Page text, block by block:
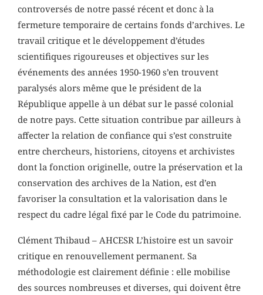
controversés de notre passé récent et donc à la
fermeture temporaire de certains fonds d’archives. Le
travail critique et le développement d’études
scientifiques rigoureuses et objectives sur les
événements des années 1950-1960 s’en trouvent
paralysés alors même que le président de la
République appelle à un débat sur le passé colonial
de notre pays. Cette situation contribue par ailleurs à
affecter la relation de confiance qui s’est construite
entre chercheurs, historiens, citoyens et archivistes
dont la fonction originelle, outre la préservation et la
conservation des archives de la Nation, est d’en
favoriser la consultation et la valorisation dans le
respect du cadre légal fixé par le Code du patrimoine.
Clément Thibaud – AHCESR L’histoire est un savoir
critique en renouvellement permanent. Sa
méthodologie est clairement définie : elle mobilise
des sources nombreuses et diverses, qui doivent être